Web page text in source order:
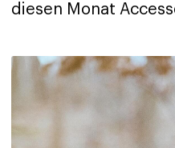
diesen Monat